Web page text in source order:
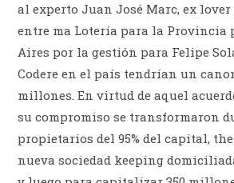
al experto Juan José Marc, ex
entre ma Lotería para la Provincia
Aires por la gestión para Felipe
Codere en el país tendrían un
millones. En virtud de aquel
su compromiso se transformaron
propietarios del 95% del capital,
nueva sociedad keeping